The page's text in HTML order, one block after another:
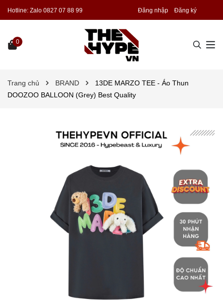
Hotline: Zalo 0827 07 88 99 Đăng nhập Đăng ký
0
Trang chủ BRAND
13DE MARZO TEE - Áo Thun
DOOZOO BALLOON (Grey) Best Quality